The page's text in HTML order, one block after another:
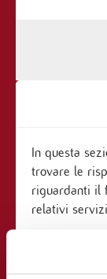
In questa
trovare le
riguardanti il
relativi